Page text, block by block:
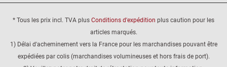
* Tous les prix incl. TVA plus Conditions d'expédition plus caution pour les
articles marqués.
1) Délai d'acheminement vers la France pour les marchandises pouvant être
expédiées par colis (marchandises volumineuses et hors frais de port).